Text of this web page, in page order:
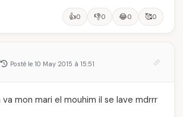
👍0 👎0 😂0 🥰0
Posté le 10 May 2015 à 15:51
va mon mari el mouhim il se lave mdrrr